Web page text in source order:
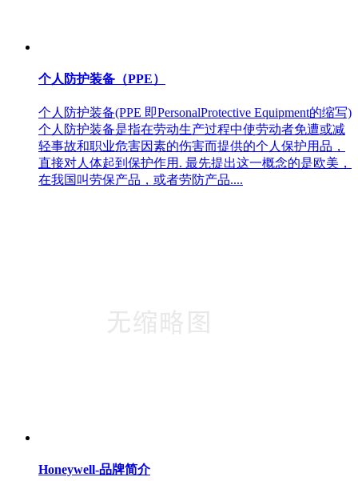
个人防护装备（PPE）
个人防护装备(PPE 即PersonalProtective Equipment的缩写)
个人防护装备是指在劳动生产过程中使劳动者免遭或减
轻事故和职业危害因素的伤害而提供的个人保护用品，
直接对人体起到保护作用. 最先提出这一概念的是欧美，
在我国叫劳保产品，或者劳防产品....
Honeywell-品牌简介